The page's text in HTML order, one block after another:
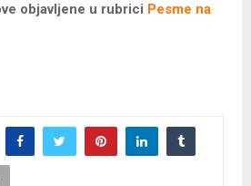
objavljene u rubrici Pesme na